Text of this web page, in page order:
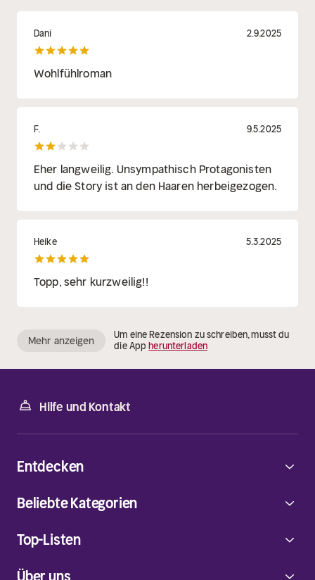
Dani 2.9.2025
Wohlfühlroman
F. 9.5.2025
Eher langweilig. Unsympathisch Protagonisten
und die Story ist an den Haaren herbeigezogen.
Heike 5.3.2025
Topp, sehr kurzweilig!!
Mehr anzeigen
Um eine Rezension zu schreiben, musst du
die Appherunterladen
Hilfe und Kontakt
Über uns
Entdecken
Beliebte Kategorien
Top-Listen